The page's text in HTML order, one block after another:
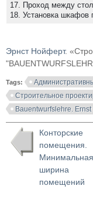
17. Проход между
18. Установка шкафов
Эрнст Нойферт.
Tags:
Строительное
Bauentwurfslehre.
Конторские
помещения.
Минимальная
ширина
помещений